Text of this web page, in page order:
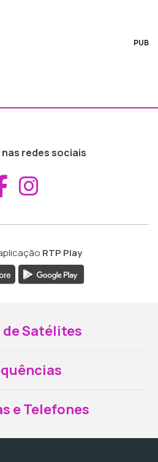
PUB
redes sociais
Aceder ao
RTP Play
de Satélites
e Telefones